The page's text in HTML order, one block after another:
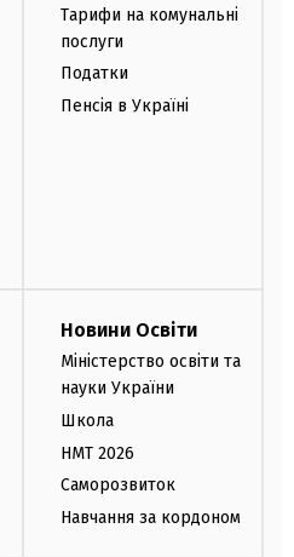
Тарифи на комунальні
послуги
Податки
Пенсія в Україні
Новини Освіти
Міністерство освіти та
науки України
Школа
НМТ 2026
Саморозвиток
Навчання за кордоном